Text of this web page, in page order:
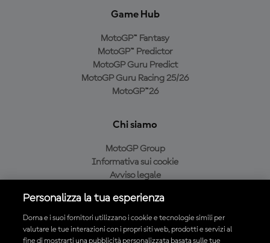
Game Hub
MotoGP™ Fantasy
MotoGP™ Predictor
MotoGP Guru Predict
MotoGP Guru Racing 25/26
MotoGP™26
Chi siamo
MotoGP Group
Informativa sui cookie
Avviso legale
Condizioni di acquisto
Personalizza la tua esperienza
Dorna e i suoi fornitori utilizzano i cookie e tecnologie simili per
valutare le tue interazioni con i propri siti web, prodotti e servizi al
fine di mostrarti una pubblicità personalizzata basata sulle tue